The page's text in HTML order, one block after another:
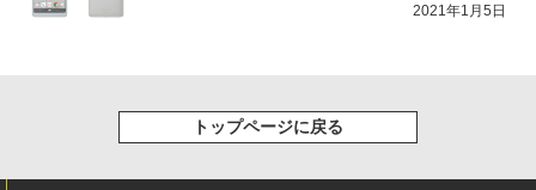
2021年1月5日
トップページに戻る